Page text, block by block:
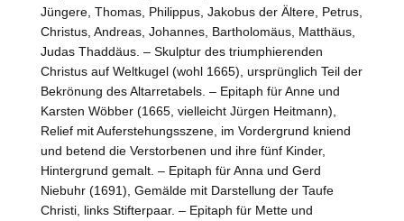
Jüngere, Thomas, Philippus, Jakobus der Ältere, Petrus,
Christus, Andreas, Johannes, Bartholomäus, Matthäus,
Judas Thaddäus. – Skulptur des triumphierenden
Christus auf Weltkugel (wohl 1665), ursprünglich Teil der
Bekrönung des Altarretabels. – Epitaph für Anne und
Karsten Wöbber (1665, vielleicht Jürgen Heitmann),
Relief mit Auferstehungsszene, im Vordergrund kniend
und betend die Verstorbenen und ihre fünf Kinder,
Hintergrund gemalt. – Epitaph für Anna und Gerd
Niebuhr (1691), Gemälde mit Darstellung der Taufe
Christi, links Stifterpaar. – Epitaph für Mette und